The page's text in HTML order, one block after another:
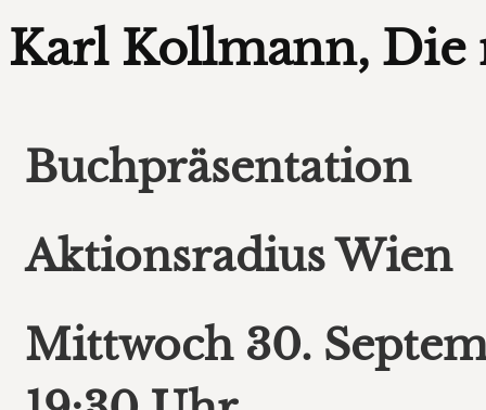
Karl Kollmann, Die
Buchpräsentation
Aktionsradius Wien
Mittwoch 30.